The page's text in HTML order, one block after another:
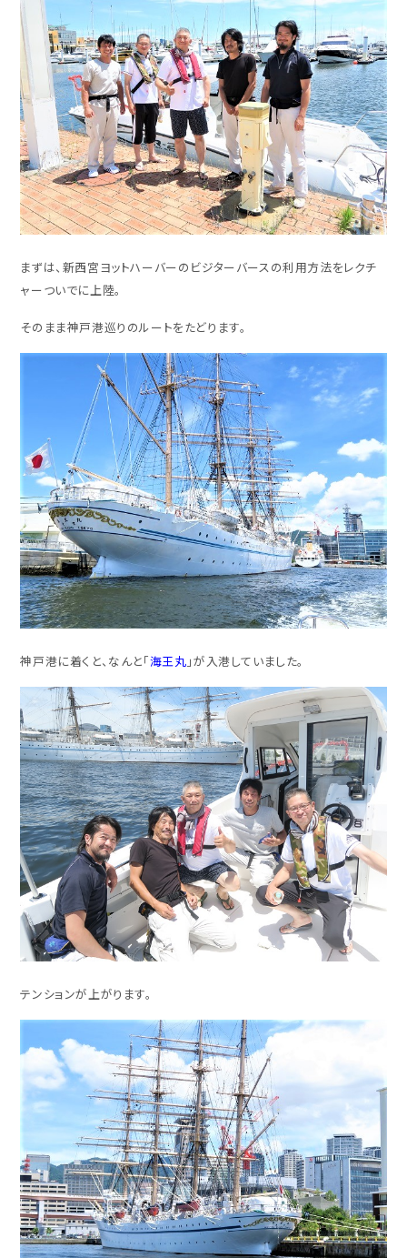
まずは、新西宮ヨットハーバーのビジターバースの利用方法をレクチ
ャーついでに上陸。
そのまま神戸港巡りのルートをたどります。
神戸港に着くと、なんと「海王丸 」が入港していました。
テンションが上がります。